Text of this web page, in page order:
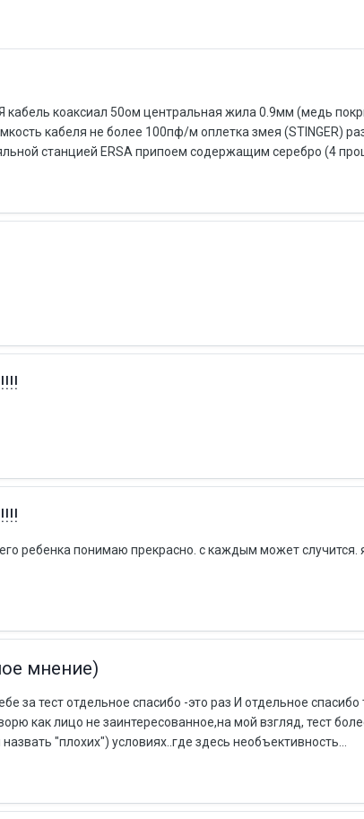
коаксиал 50ом центральная жила 0.9мм (медь
кабеля не более 100пф/м оплетка змея (STINGER)
станцией ERSA припоем содержащим серебро (4
ребенка понимаю прекрасно. с каждым может случится.
мнение)
за тест отдельное спасибо -это раз И отдельное спасибо
как лицо не заинтересованное,на мой взгляд, тест
"плохих") условиях..где здесь необъективность...